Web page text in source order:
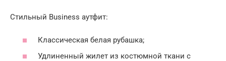
Стильный Business аутфит:
Классическая белая рубашка;
Удлиненный жилет из костюмной ткани с